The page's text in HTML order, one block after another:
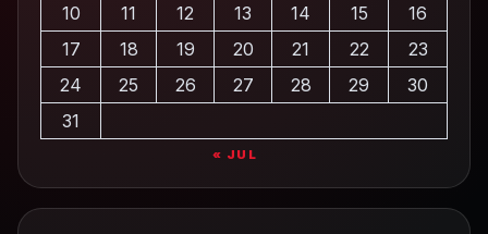
10
11 12 13 14 15
16
17
18 19 20 21 22
23
24
25 26 27 28 29
30
31
« JUL